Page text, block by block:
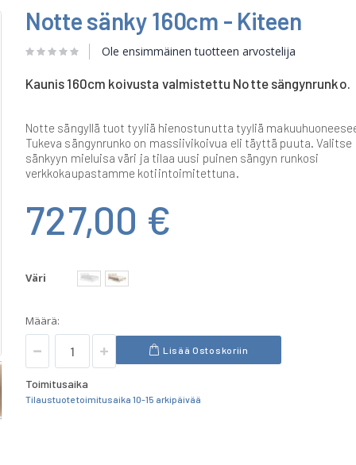
Notte sänky 160cm - Kiteen
Ole ensimmäinen tuotteen arvostelija
Kaunis 160cm koivusta valmistettu Notte sängynrunko.
Notte sängyllä tuot tyyliä hienostunutta tyyliä
Tukeva sängynrunko on massiivikoivua eli täyttä puuta. Valitse
sänkyyn mieluisa väri ja tilaa uusi puinen sängyn runkosi
verkkokaupastamme kotiintoimitettuna.
727,00 €
Väri
Määrä:
Lisää Ostoskoriin
Toimitusaika
Tilaustuote toimitusaika 10-15 arkipäivää